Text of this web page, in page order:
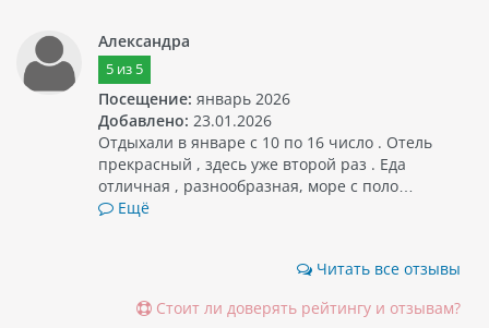
Александра
5из 5
Посещение: январь 2026
Добавлено: 23.01.2026
Отдыхали в январе с 10 по 16 число . Отель
прекрасный , здесь уже второй раз . Еда
отличная , разнообразная, море с поло…
Ещё
Читать все отзывы
Стоит ли доверять рейтингу и отзывам?